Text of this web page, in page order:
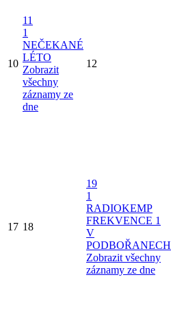
10
11
1
NEČEKANÉ
LÉTO
Zobrazit
všechny
záznamy ze
dne
12
17 18
19
1
RADIOKEMP
FREKVENCE 1
V
PODBOŘANECH
Zobrazit všechny
záznamy ze dne